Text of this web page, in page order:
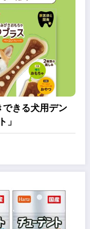
きる犬用デン
」